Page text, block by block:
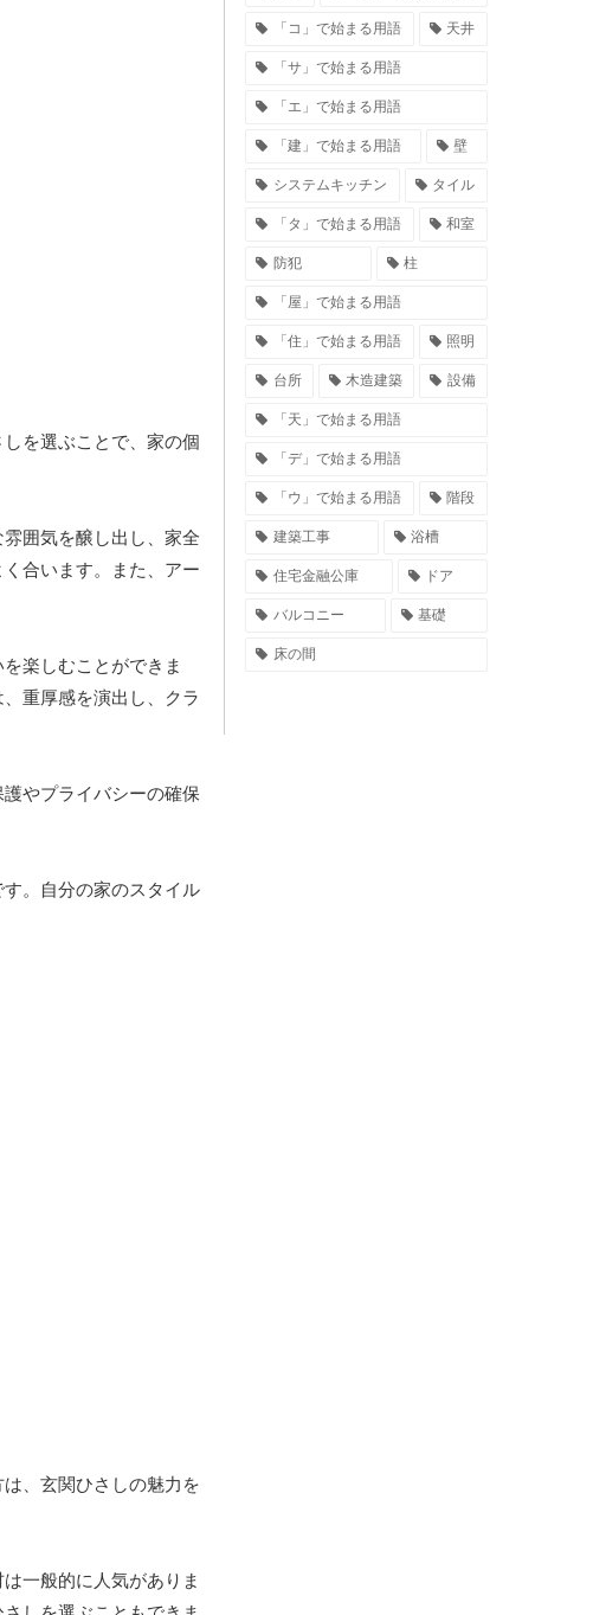
を選ぶことで、家の個
囲気を醸し出し、家全
合います。また、アー
楽しむことができま
重厚感を演出し、クラ
やプライバシーの確保
。自分の家のスタイル
、玄関ひさしの魅力を
一般的に人気がありま
「コ」で始まる用語 天井
「サ」で始まる用語
「エ」で始まる用語
「建」で始まる用語 壁
システムキッチン タイル
「タ」で始まる用語 和室
防犯 柱
「屋」で始まる用語
「住」で始まる用語 照明
台所 木造建築 設備
「天」で始まる用語
「デ」で始まる用語
「ウ」で始まる用語 階段
建築工事 浴槽
住宅金融公庫 ドア
バルコニー 基礎
床の間